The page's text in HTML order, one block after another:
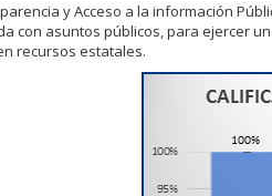
y Acceso a la información
con asuntos públicos, para ejercer
recursos estatales.